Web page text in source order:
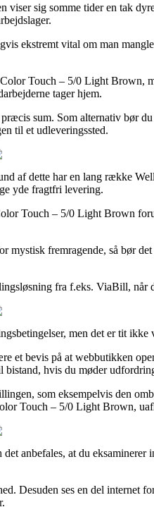
sig somme tider en tak
ekstremt vital om man
Touch – 5/0 Light Brown,
tager hjem.
sum. Som alternativ bør
til et udleveringssted.
af dette har en lang række
yde fragtfri levering.
Touch – 5/0 Light Brown
fremragende, så bør
fra f.eks. ViaBill,
men det er tit ikke
bevis på at webbutikken
hvis du møder
som eksempelvis den
Touch – 5/0 Light Brown,
anbefales, at du
ses en del internet